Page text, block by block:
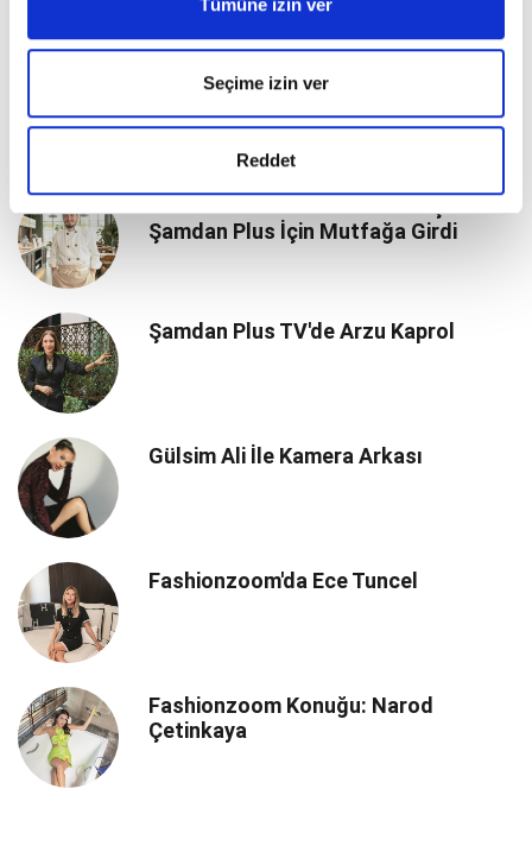
Tümüne izin ver
Seçime izin ver
Reddet
Şamdan Plus Özel: Aslıhan Sabancı
Şamdan Plus İçin Mutfağa Girdi
Şamdan Plus TV'de Arzu Kaprol
Gülsim Ali İle Kamera Arkası
Fashionzoom'da Ece Tuncel
Fashionzoom Konuğu: Narod
Çetinkaya